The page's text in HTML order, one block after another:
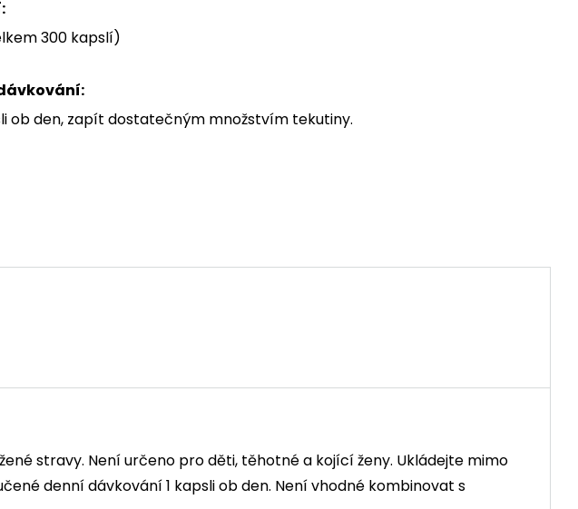
300 kapslí)
ob den, zapít dostatečným množstvím tekutiny.
stravy. Není určeno pro děti, těhotné a kojící ženy. Ukládejte mimo
denní dávkování 1 kapsli ob den. Není vhodné kombinovat s